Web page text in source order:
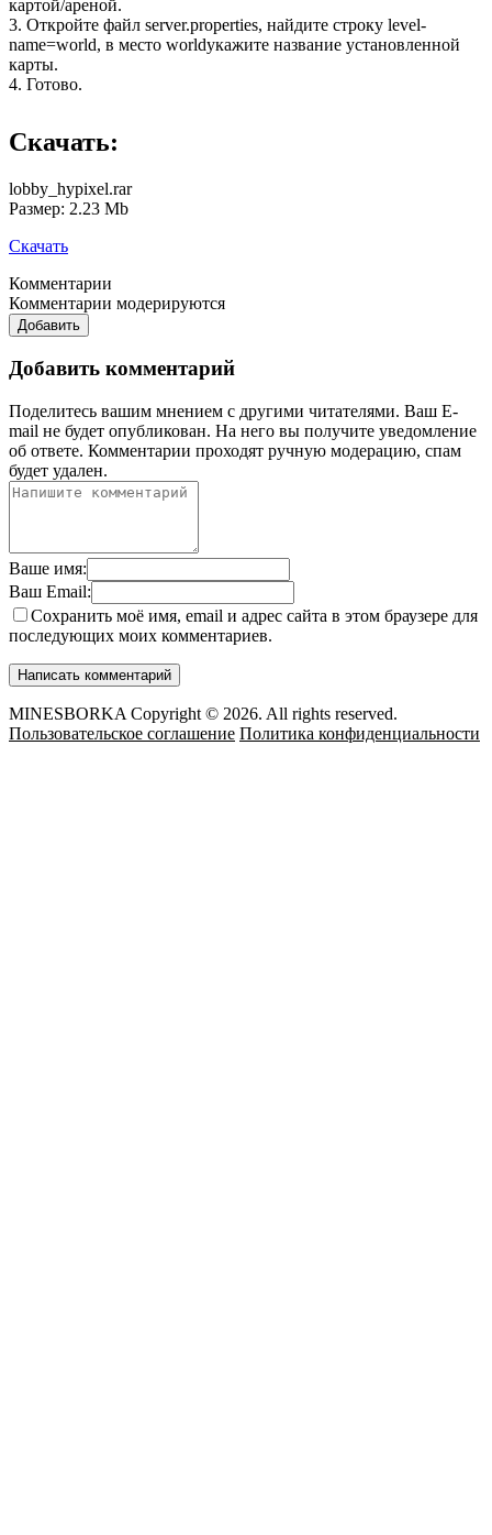
картой/ареной.
3. Откройте файл server.properties, найдите строку level-
name=world, в место worldукажите название установленной
карты.
4. Готово.
Скачать:
lobby_hypixel.rar
Размер: 2.23 Mb
Скачать
Комментарии
Комментарии модерируются
Добавить
Добавить комментарий
Поделитесь вашим мнением с другими читателями. Ваш E-
mail не будет опубликован. На него вы получите уведомление
об ответе. Комментарии проходят ручную модерацию, спам
будет удален.
Ваше имя:
Ваш Email:
Сохранить моё имя, email и адрес сайта в этом браузере для
последующих моих комментариев.
MINESBORKA Copyright © 2026. All rights reserved.
Пользовательское соглашение Политика конфиденциальности